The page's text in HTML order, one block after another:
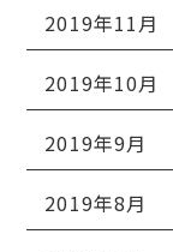
2019年11月
2019年10月
2019年9月
2019年8月